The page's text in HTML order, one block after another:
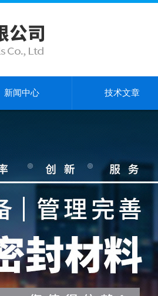
新闻中心 技术文章